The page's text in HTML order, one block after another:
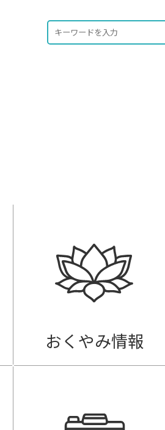
おくやみ情報